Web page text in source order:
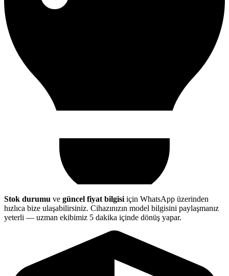
Stok durumu ve güncel fiyat bilgisi için WhatsApp üzerinden
hızlıca bize ulaşabilirsiniz. Cihazınızın model bilgisini paylaşmanız
yeterli — uzman ekibimiz 5 dakika içinde dönüş yapar.